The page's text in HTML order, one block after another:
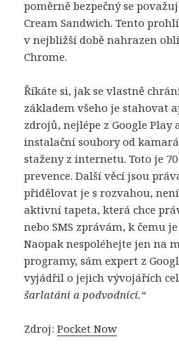
poměrně bezpečný se
Cream Sandwich. Tento
v nejbližší době nahrazen
Chrome.
Říkáte si, jak se vlastně
základem všeho je stahovat
zdrojů, nejlépe z Google Play
instalační soubory od
staženy z internetu. Toto je
prevence. Další věcí jsou
přidělovat je s rozvahou,
aktivní tapeta, která chce
nebo SMS zprávám, k čemu
Naopak nespoléhejte jen na
programy, sám expert z
vyjádřil o jejich vývojářích
šarlatáni a podvodníci.“
Zdroj:Pocket Now